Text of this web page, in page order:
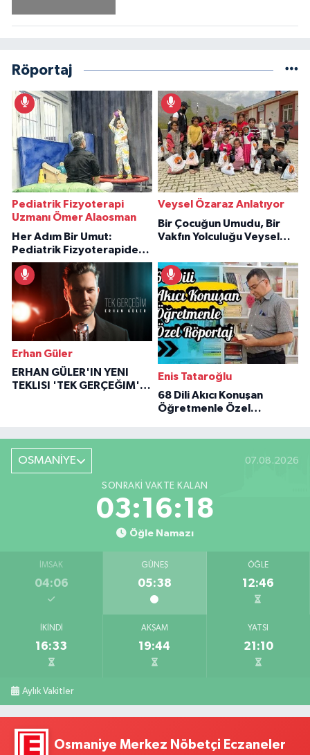
Röportaj
Pediatrik Fizyoterapi
Uzmanı Ömer Alaosman
Her Adım Bir Umut:
Pediatrik Fizyoterapiden
İlham Veren Hikâyeler
Veysel Özaraz Anlatıyor
Bir Çocuğun Umudu, Bir
Vakfın Yolculuğu Veysel
Erhan Güler
ERHAN GÜLER'IN YENI
TEKLISI 'TEK GERÇEĞIM'LE
Enis Tataroğlu
68 Dili Akıcı Konuşan
Öğretmenle Özel
OSMANİYE 07.08.2026
SONRAKI VAKTE KALAN
03:16:17
Öğle Namazı
İMSAK
04:06
GÜNEŞ
05:38
ÖĞLE
12:46
İKINDI
16:33
AKŞAM
19:44
YATSI
21:10
Aylık Vakitler
Osmaniye Merkez Nöbetçi Eczaneler